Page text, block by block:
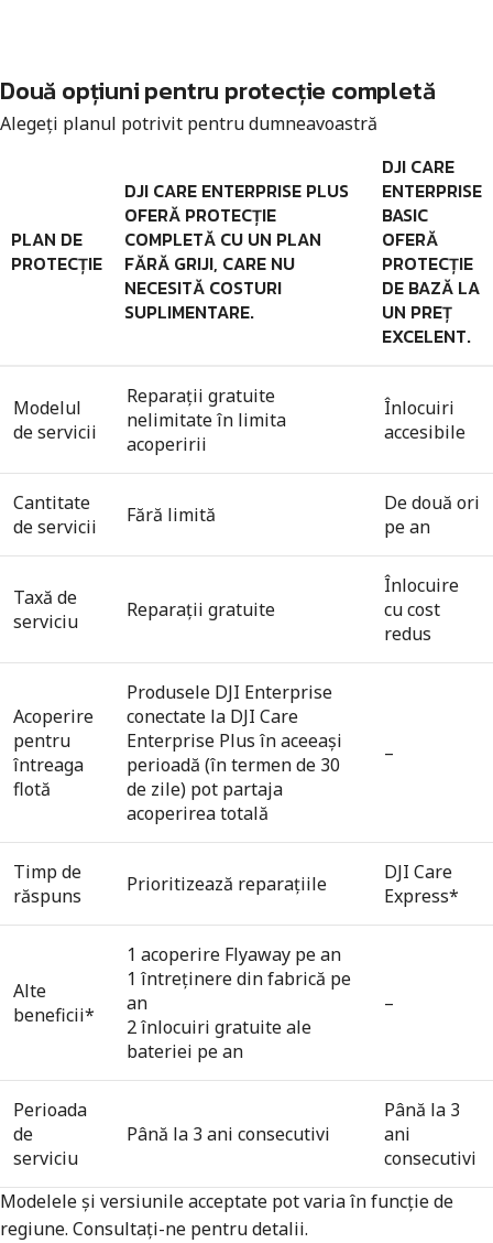
Două opțiuni pentru protecție completă
Alegeți planul potrivit pentru dumneavoastră
PLAN DE
PROTECȚIE
DJI CARE ENTERPRISE PLUS
OFERĂ PROTECȚIE
COMPLETĂ CU UN PLAN
FĂRĂ GRIJI, CARE NU
NECESITĂ COSTURI
SUPLIMENTARE.
DJI CARE
ENTERPRISE
BASIC
OFERĂ
PROTECȚIE
DE BAZĂ LA
UN PREȚ
EXCELENT.
Modelul
de servicii
Reparații gratuite
nelimitate în limita
acoperirii
Înlocuiri
accesibile
Cantitate
de servicii
Fără limită
De două ori
pe an
Taxă de
serviciu
Reparații gratuite
Înlocuire
cu cost
redus
Acoperire
pentru
întreaga
flotă
Produsele DJI Enterprise
conectate la DJI Care
Enterprise Plus în aceeași
perioadă (în termen de 30
de zile) pot partaja
acoperirea totală
–
Timp de
răspuns
Prioritizează reparațiile
DJI Care
Express*
Alte
beneficii*
1 acoperire Flyaway pe an
1 întreținere din fabrică pe
an
2 înlocuiri gratuite ale
bateriei pe an
–
Perioada
de
serviciu
Până la 3 ani consecutivi
Până la 3
ani
consecutivi
Modelele și versiunile acceptate pot varia în funcție de
regiune. Consultați-ne pentru detalii.